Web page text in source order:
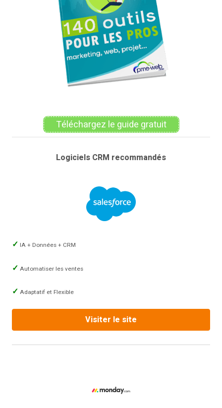
Téléchargez le guide gratuit
Logiciels CRM recommandés
IA + Données + CRM
Automatiser les ventes
Adaptatif et Flexible
Visiter le site